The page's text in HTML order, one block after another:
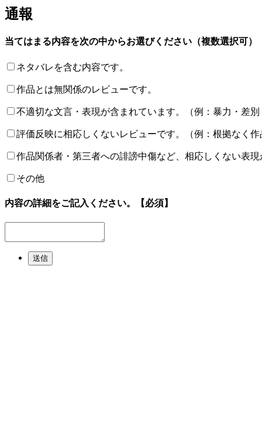
通報
当てはまる内容を次の中からお選びください（複数選択可）
ネタバレを含む内容です。
作品とは無関係のレビューです。
不適切な文言・表現が含まれています。（例：暴力・差
評価反映に相応しくないレビューです。（例：根拠なく
作品関係者・第三者への誹謗中傷など、相応しくない表
その他
内容の詳細をご記入ください。 【必須】
送信